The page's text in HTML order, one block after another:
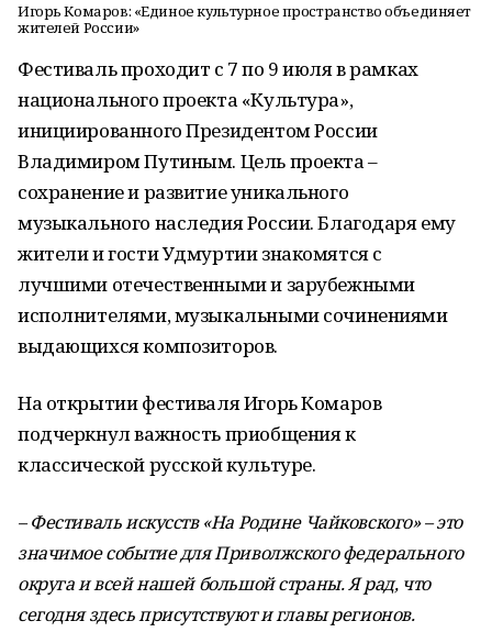
Игорь Комаров: «Единое культурное пространство объединяет
жителей России»
Фестиваль проходит с 7 по 9 июля в рамках
национального проекта «Культура»,
инициированного Президентом России
Владимиром Путиным. Цель проекта –
сохранение и развитие уникального
музыкального наследия России. Благодаря ему
жители и гости Удмуртии знакомятся с
лучшими отечественными и зарубежными
исполнителями, музыкальными сочинениями
выдающихся композиторов.
На открытии фестиваля Игорь Комаров
подчеркнул важность приобщения к
классической русской культуре.
– Фестиваль искусств «На Родине Чайковского» – это
значимое событие для Приволжского федерального
округа и всей нашей большой страны. Я рад, что
сегодня здесь присутствуют и главы регионов.